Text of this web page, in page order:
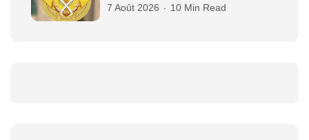
7 Août 2026 10 Min Read